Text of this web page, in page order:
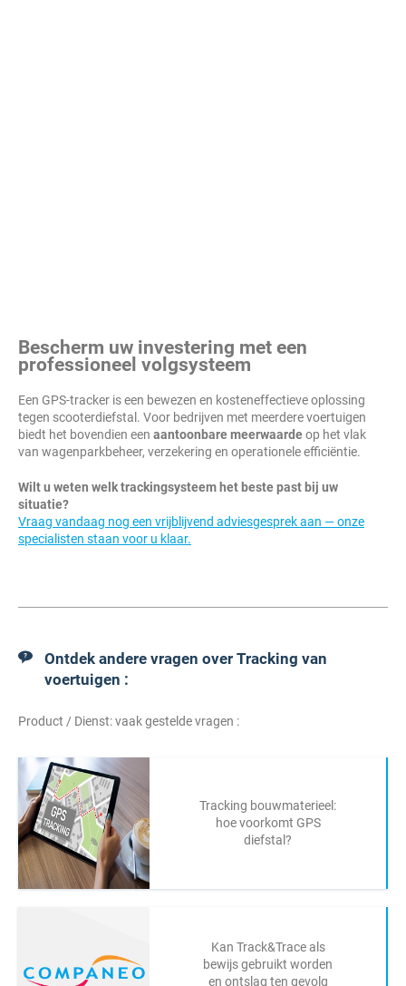
Bescherm uw investering met een
professioneel volgsysteem
Een GPS-tracker is een bewezen en kosteneffectieve oplossing
tegen scooterdiefstal. Voor bedrijven met meerdere voertuigen
biedt het bovendien een aantoonbare meerwaardeop het vlak
van wagenparkbeheer, verzekering en operationele efficiëntie.
Wilt u weten welk trackingsysteem het beste past bij uw
situatie?
Vraag vandaag nog een vrijblijvend adviesgesprek aan — onze
specialisten staan voor u klaar.
Ontdek andere vragen over Tracking van
voertuigen :
Product / Dienst: vaak gestelde vragen :
Tracking bouwmaterieel:
hoe voorkomt GPS
diefstal?
Kan Track&Trace als
bewijs gebruikt worden
en ontslag ten gevolg